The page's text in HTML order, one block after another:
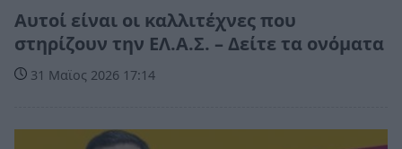
Αυτοί είναι οι καλλιτέχνες που
στηρίζουν την ΕΛ.Α.Σ. – Δείτε τα ονόματα
31 Μαϊος 2026 17:14